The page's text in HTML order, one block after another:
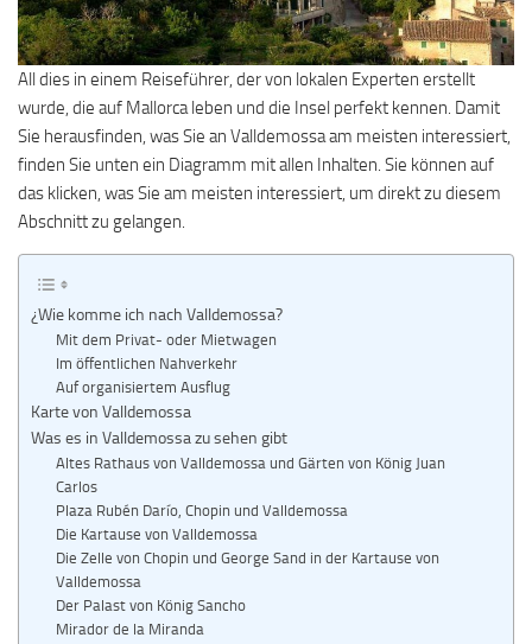
All dies in einem Reiseführer, der von lokalen Experten erstellt
wurde, die auf Mallorca leben und die Insel perfekt kennen. Damit
Sie herausfinden, was Sie an Valldemossa am meisten interessiert,
finden Sie unten ein Diagramm mit allen Inhalten. Sie können auf
das klicken, was Sie am meisten interessiert, um direkt zu diesem
Abschnitt zu gelangen.
¿Wie komme ich nach Valldemossa?
Mit dem Privat- oder Mietwagen
Im öffentlichen Nahverkehr
Auf organisiertem Ausflug
Karte von Valldemossa
Was es in Valldemossa zu sehen gibt
Altes Rathaus von Valldemossa und Gärten von König Juan
Carlos
Plaza Rubén Darío, Chopin und Valldemossa
Die Kartause von Valldemossa
Die Zelle von Chopin und George Sand in der Kartause von
Valldemossa
Der Palast von König Sancho
Mirador de la Miranda